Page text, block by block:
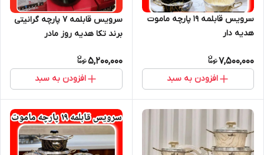
سرویس قابلمه ۱۹ پارچه ماموت
هدیه دار
7,500,000
افزودن به سبد
سرویس قابلمه ۷ پارچه گرانیتی
برند تکا هدیه روز مادر
5,200,000
افزودن به سبد